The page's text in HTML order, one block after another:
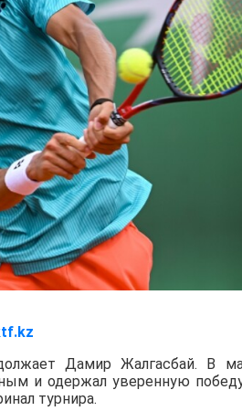
Дамир Жалгасбай. В
и одержал уверенную
турнира.